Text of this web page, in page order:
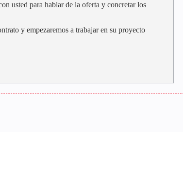
usted para hablar de la oferta y concretar los
y empezaremos a trabajar en su proyecto